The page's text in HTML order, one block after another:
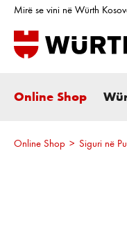
kërkimi Kalo te
Mirë se vini në Würth
Online Shop
Online Shop > Siguri në